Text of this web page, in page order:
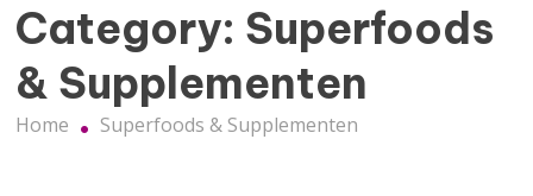
Category: Superfoods
& Supplementen
Home Superfoods & Supplementen